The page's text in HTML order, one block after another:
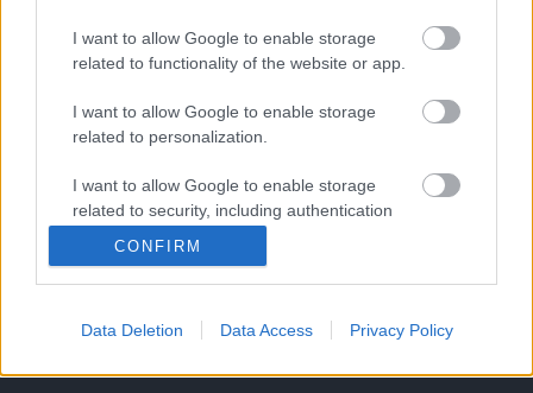
I want to allow Google to enable storage
related to functionality of the website or app.
I want to allow Google to enable storage
related to personalization.
I want to allow Google to enable storage
related to security, including authentication
CONFIRM
Data Deletion Data Access Privacy Policy
Életmentés másképp
KIEMELT
Kecskeméten is szakirányú
Egyetem